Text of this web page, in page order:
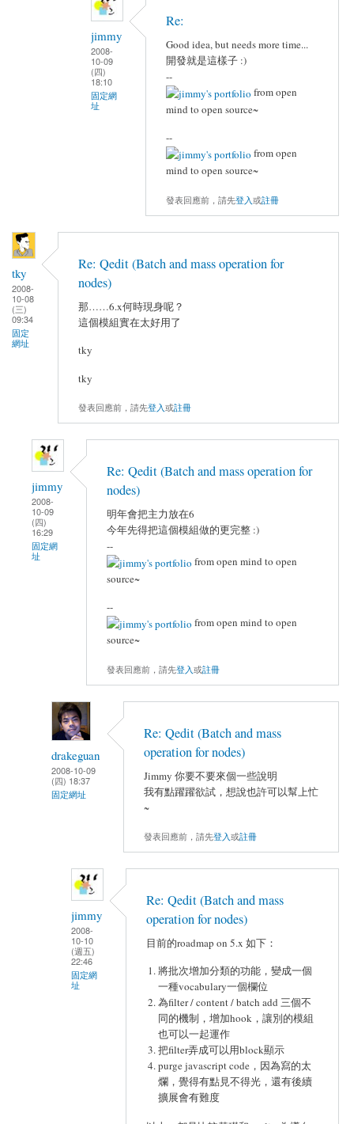
jimmy
2008-
10-09
(四)
18:10
固定網
址
Re:
Good idea, but needs more time...
開發就是這樣子 :)
--
from open
mind to open source~
--
from open
mind to open source~
發表回應前，請先登入或註冊
tky
2008-
10-08
(三)
09:34
固定
網址
Re: Qedit (Batch and mass operation for
nodes)
那……6.x何時現身呢？
這個模組實在太好用了
tky
tky
發表回應前，請先登入或註冊
jimmy
2008-
10-09
(四)
16:29
固定網
址
Re: Qedit (Batch and mass operation for
nodes)
明年會把主力放在6
今年先得把這個模組做的更完整 :)
--
from open mind to open
source~
--
from open mind to open
source~
發表回應前，請先登入或註冊
drakeguan
2008-10-09
(四) 18:37
固定網址
Re: Qedit (Batch and mass
operation for nodes)
Jimmy 你要不要來個一些說明
我有點躍躍欲試，想說也許可以幫上忙
~
發表回應前，請先登入或註冊
jimmy
2008-
10-10
(週五)
22:46
固定網
址
Re: Qedit (Batch and mass
operation for nodes)
目前的roadmap on 5.x 如下：
將批次增加分類的功能，變成一個
一種vocabulary一個欄位
為filter / content / batch add 三個不
同的機制，增加hook，讓別的模組
也可以一起運作
把filter弄成可以用block顯示
purge javascript code，因為寫的太
爛，覺得有點見不得光，還有後續
擴展會有難度